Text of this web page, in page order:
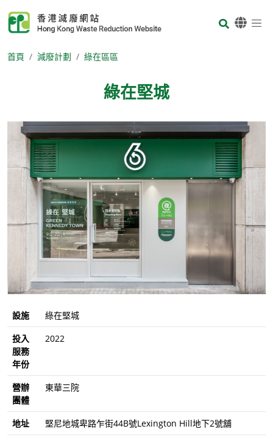
Body
首頁 減廢計劃 綠在區區
綠在堅城
Body
設施
綠在堅城
投入
服務
年份
2022
營辦
團體
東華三院
地址
堅尼地城卑路乍街44B號Lexington Hill地下2號舖